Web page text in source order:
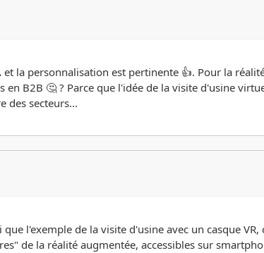
la personnalisation est pertinente 👍. Pour la
en B2B 🤔 ? Parce que l'idée de la visite d'usine
des secteurs...
l'exemple de la visite d'usine avec un casque
de la réalité augmentée, accessibles sur